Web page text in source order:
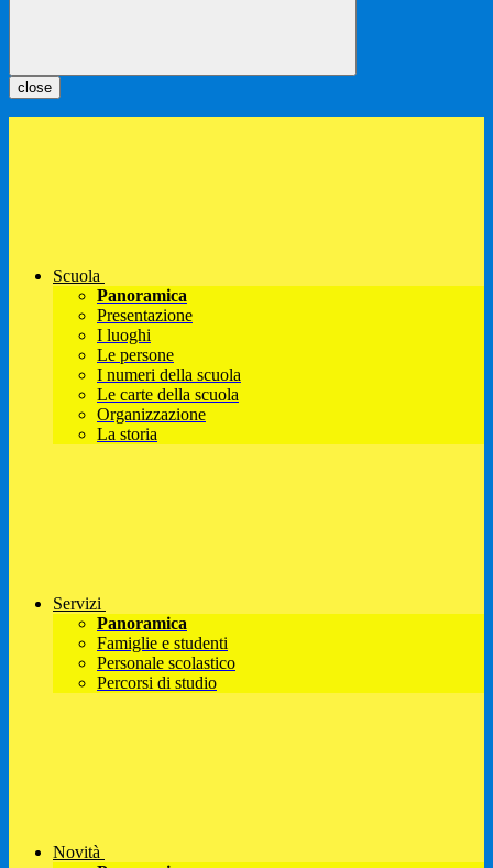
close
Scuola
Panoramica
Presentazione
I luoghi
Le persone
I numeri della scuola
Le carte della scuola
Organizzazione
La storia
Servizi
Panoramica
Famiglie e studenti
Personale scolastico
Percorsi di studio
Novità